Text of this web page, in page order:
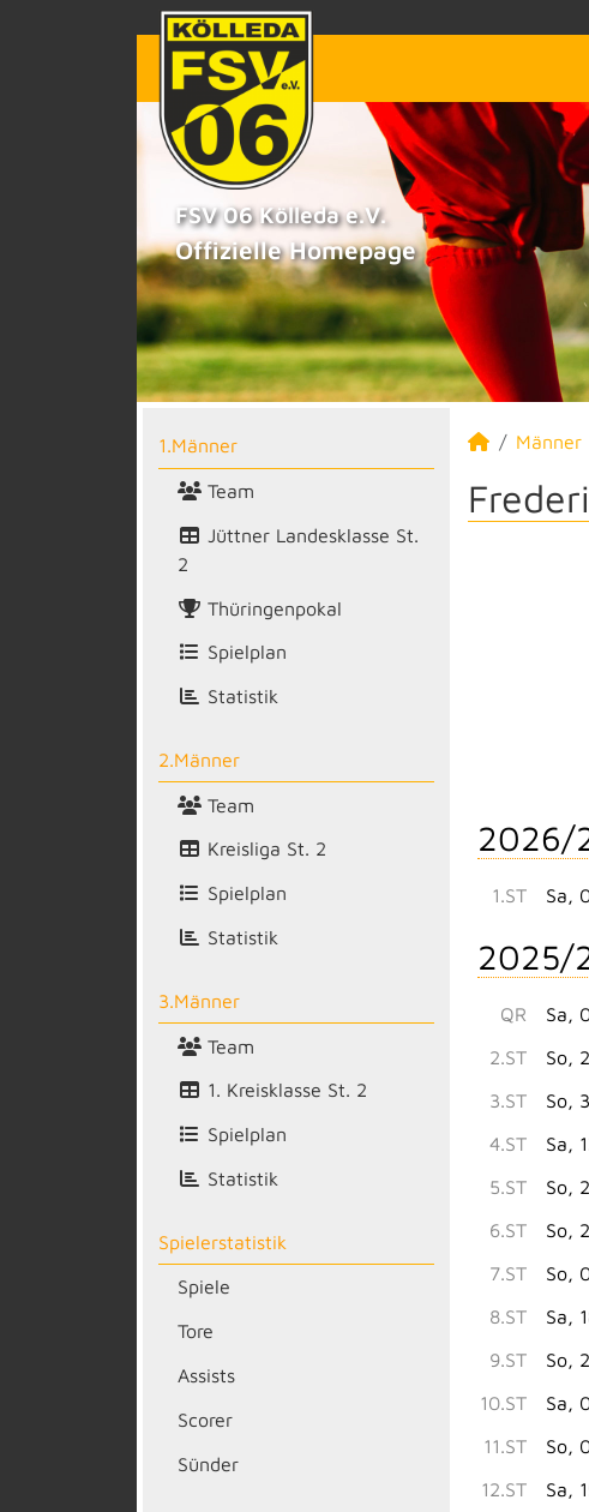
FSV 06 Kölleda e.V.
Offizielle Homepage
1.Männer
Team
Jüttner Landesklasse St.
2
Thüringenpokal
Spielplan
Statistik
2.Männer
Team
Kreisliga St. 2
Spielplan
Statistik
3.Männer
Team
1. Kreisklasse St. 2
Spielplan
Statistik
Spielerstatistik
Spiele
Tore
Assists
Scorer
Sünder
Männer
2026/
1.ST Sa,
2025/
QR Sa,
2.ST
So,
3.ST
So,
4.ST
Sa,
5.ST
So,
6.ST
So,
7.ST
So,
8.ST
Sa,
9.ST
So,
10.ST
Sa,
11.ST
So,
12.ST
Sa,